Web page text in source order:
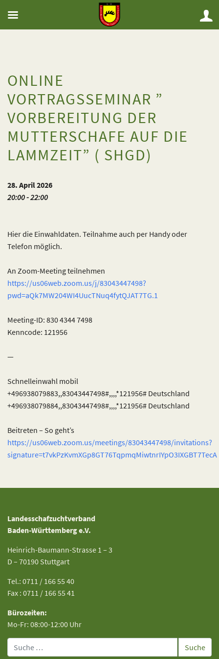
ONLINE
VORTRAGSSEMINAR ”
VORBEREITUNG DER
MUTTERSCHAFE AUF DIE
LAMMZEIT” ( SHGD)
28. April 2026
20:00 - 22:00
Hier die Einwahldaten. Teilnahme auch per Handy oder
Telefon möglich.
An Zoom-Meeting teilnehmen
https://us06web.zoom.us/j/83043447498?
pwd=aQk7MW204WI4UucTNuq4fytQJAT7TG.1
Meeting-ID: 830 4344 7498
Kenncode: 121956
—
Schnelleinwahl mobil
+496938079883,,83043447498#,,,,*121956# Deutschland
+496938079884,,83043447498#,,,,*121956# Deutschland
Beitreten – So geht’s
https://us06web.zoom.us/meetings/83043447498/invitations?
signature=t7vkPzKvmXGp8GT76TqpmqMiwtnrIYpO3IXGBT7TecA
Landesschafzuchtverband
Baden-Württemberg e.V.
Heinrich-Baumann-Strasse 1 – 3
D – 70190 Stuttgart
Tel.: 0711 / 166 55 40
Fax : 0711 / 166 55 41
Bürozeiten:
Mo-Fr: 08:00-12:00 Uhr
Suche